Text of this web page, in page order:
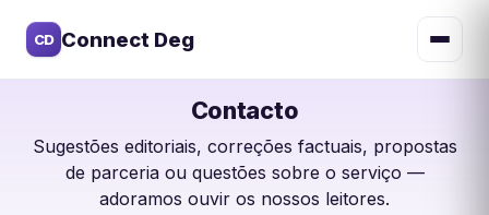
CD Connect Deg
Contacto
Sugestões editoriais, correções factuais, propostas
de parceria ou questões sobre o serviço —
adoramos ouvir os nossos leitores.